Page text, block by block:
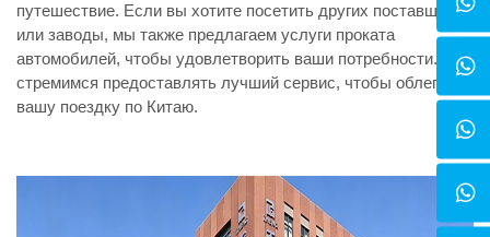
путешествие. Если вы хотите посетить других поставщиков
или заводы, мы также предлагаем услуги проката
автомобилей, чтобы удовлетворить ваши потребности. Мы
стремимся предоставлять лучший сервис, чтобы облегчить
вашу поездку по Китаю.